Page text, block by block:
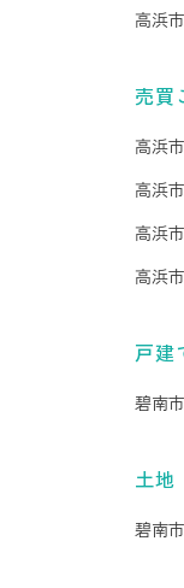
高浜
売買
高浜
高浜
高浜
高浜
戸建
碧南市
土地
碧南市